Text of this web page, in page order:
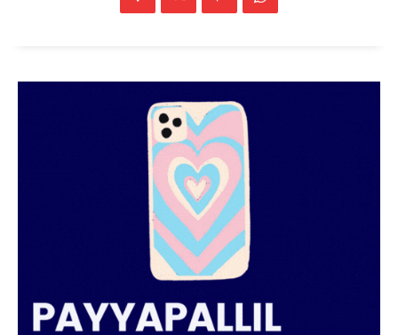
SUBSCRIBE NOW
PALA VISION
Grievance Redressal